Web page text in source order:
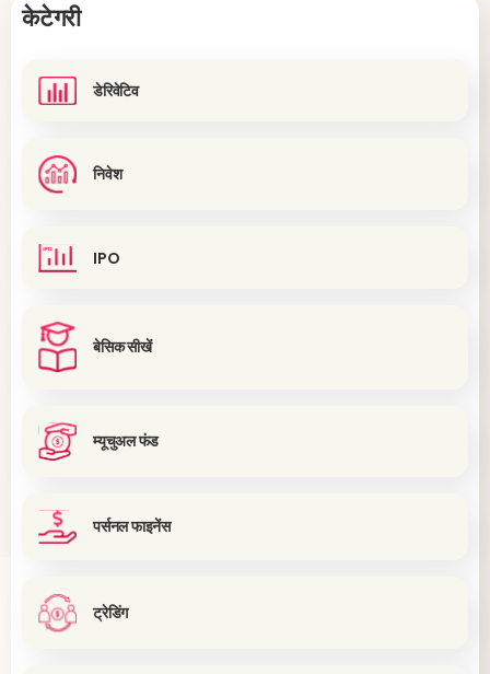
केटेगरी
डेरिवेटिव
निवेश
IPO
बेसिक सीखें
म्यूचुअल फंड
पर्सनल फाइनेंस
ट्रेडिंग